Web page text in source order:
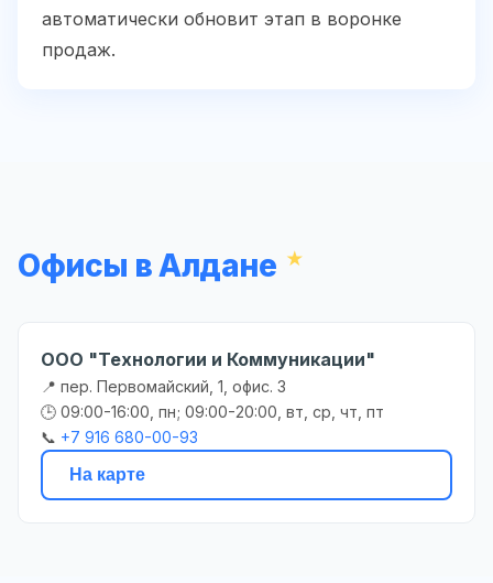
автоматически обновит этап в воронке
продаж.
Офисы в Алдане
ООО "Технологии и Коммуникации"
📍 пер. Первомайский, 1, офис. 3
🕒 09:00-16:00, пн; 09:00-20:00, вт, ср, чт, пт
📞 +7 916 680-00-93
На карте